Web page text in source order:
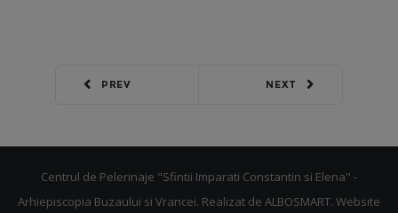
PREV NEXT
Centrul de Pelerinaje "Sfintii Imparati Constantin si Elena" -
Arhiepiscopia Buzaului si Vrancei. Realizat de ALBOSMART. Website